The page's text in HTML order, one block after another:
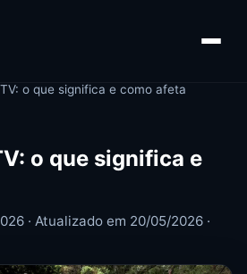
o que significa e como afeta
o que significa e
· Atualizado em 20/05/2026 ·